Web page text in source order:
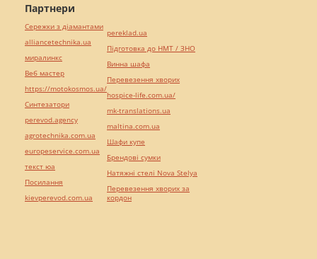
Партнери
Сережки з діамантами
alliancetechnika.ua
миралинкс
Веб мастер
https://motokosmos.ua/
Синтезатори
perevod.agency
agrotechnika.com.ua
europeservice.com.ua
текст юа
Посилання
kievperevod.com.ua
pereklad.ua
Підготовка до НМТ / ЗНО
Винна шафа
Перевезення хворих
hospice-life.com.ua/
mk-translations.ua
maltina.com.ua
Шафи купе
Брендові сумки
Натяжні стелі Nova Stelya
Перевезення хворих за
кордон